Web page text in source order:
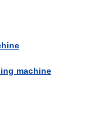
machine